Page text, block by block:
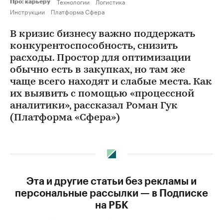
Про: карьеру
Инструкции
Платформа Сфера
В кризис бизнесу важно поддержать
конкурентоспособность, снизить
расходы. Простор для оптимизации
обычно есть в закупках, но там же
чаще всего находят и слабые места. Как
их выявить с помощью «процессной
аналитики», рассказал Роман Гук
(Платформа «Сфера»)
Эта и другие статьи без рекламы и
персональные рассылки — в Подписке
на РБК